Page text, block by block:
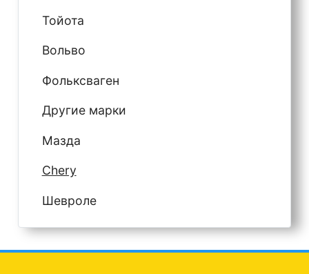
Тойота
Вольво
Фольксваген
Другие марки
Мазда
Chery
Шевроле